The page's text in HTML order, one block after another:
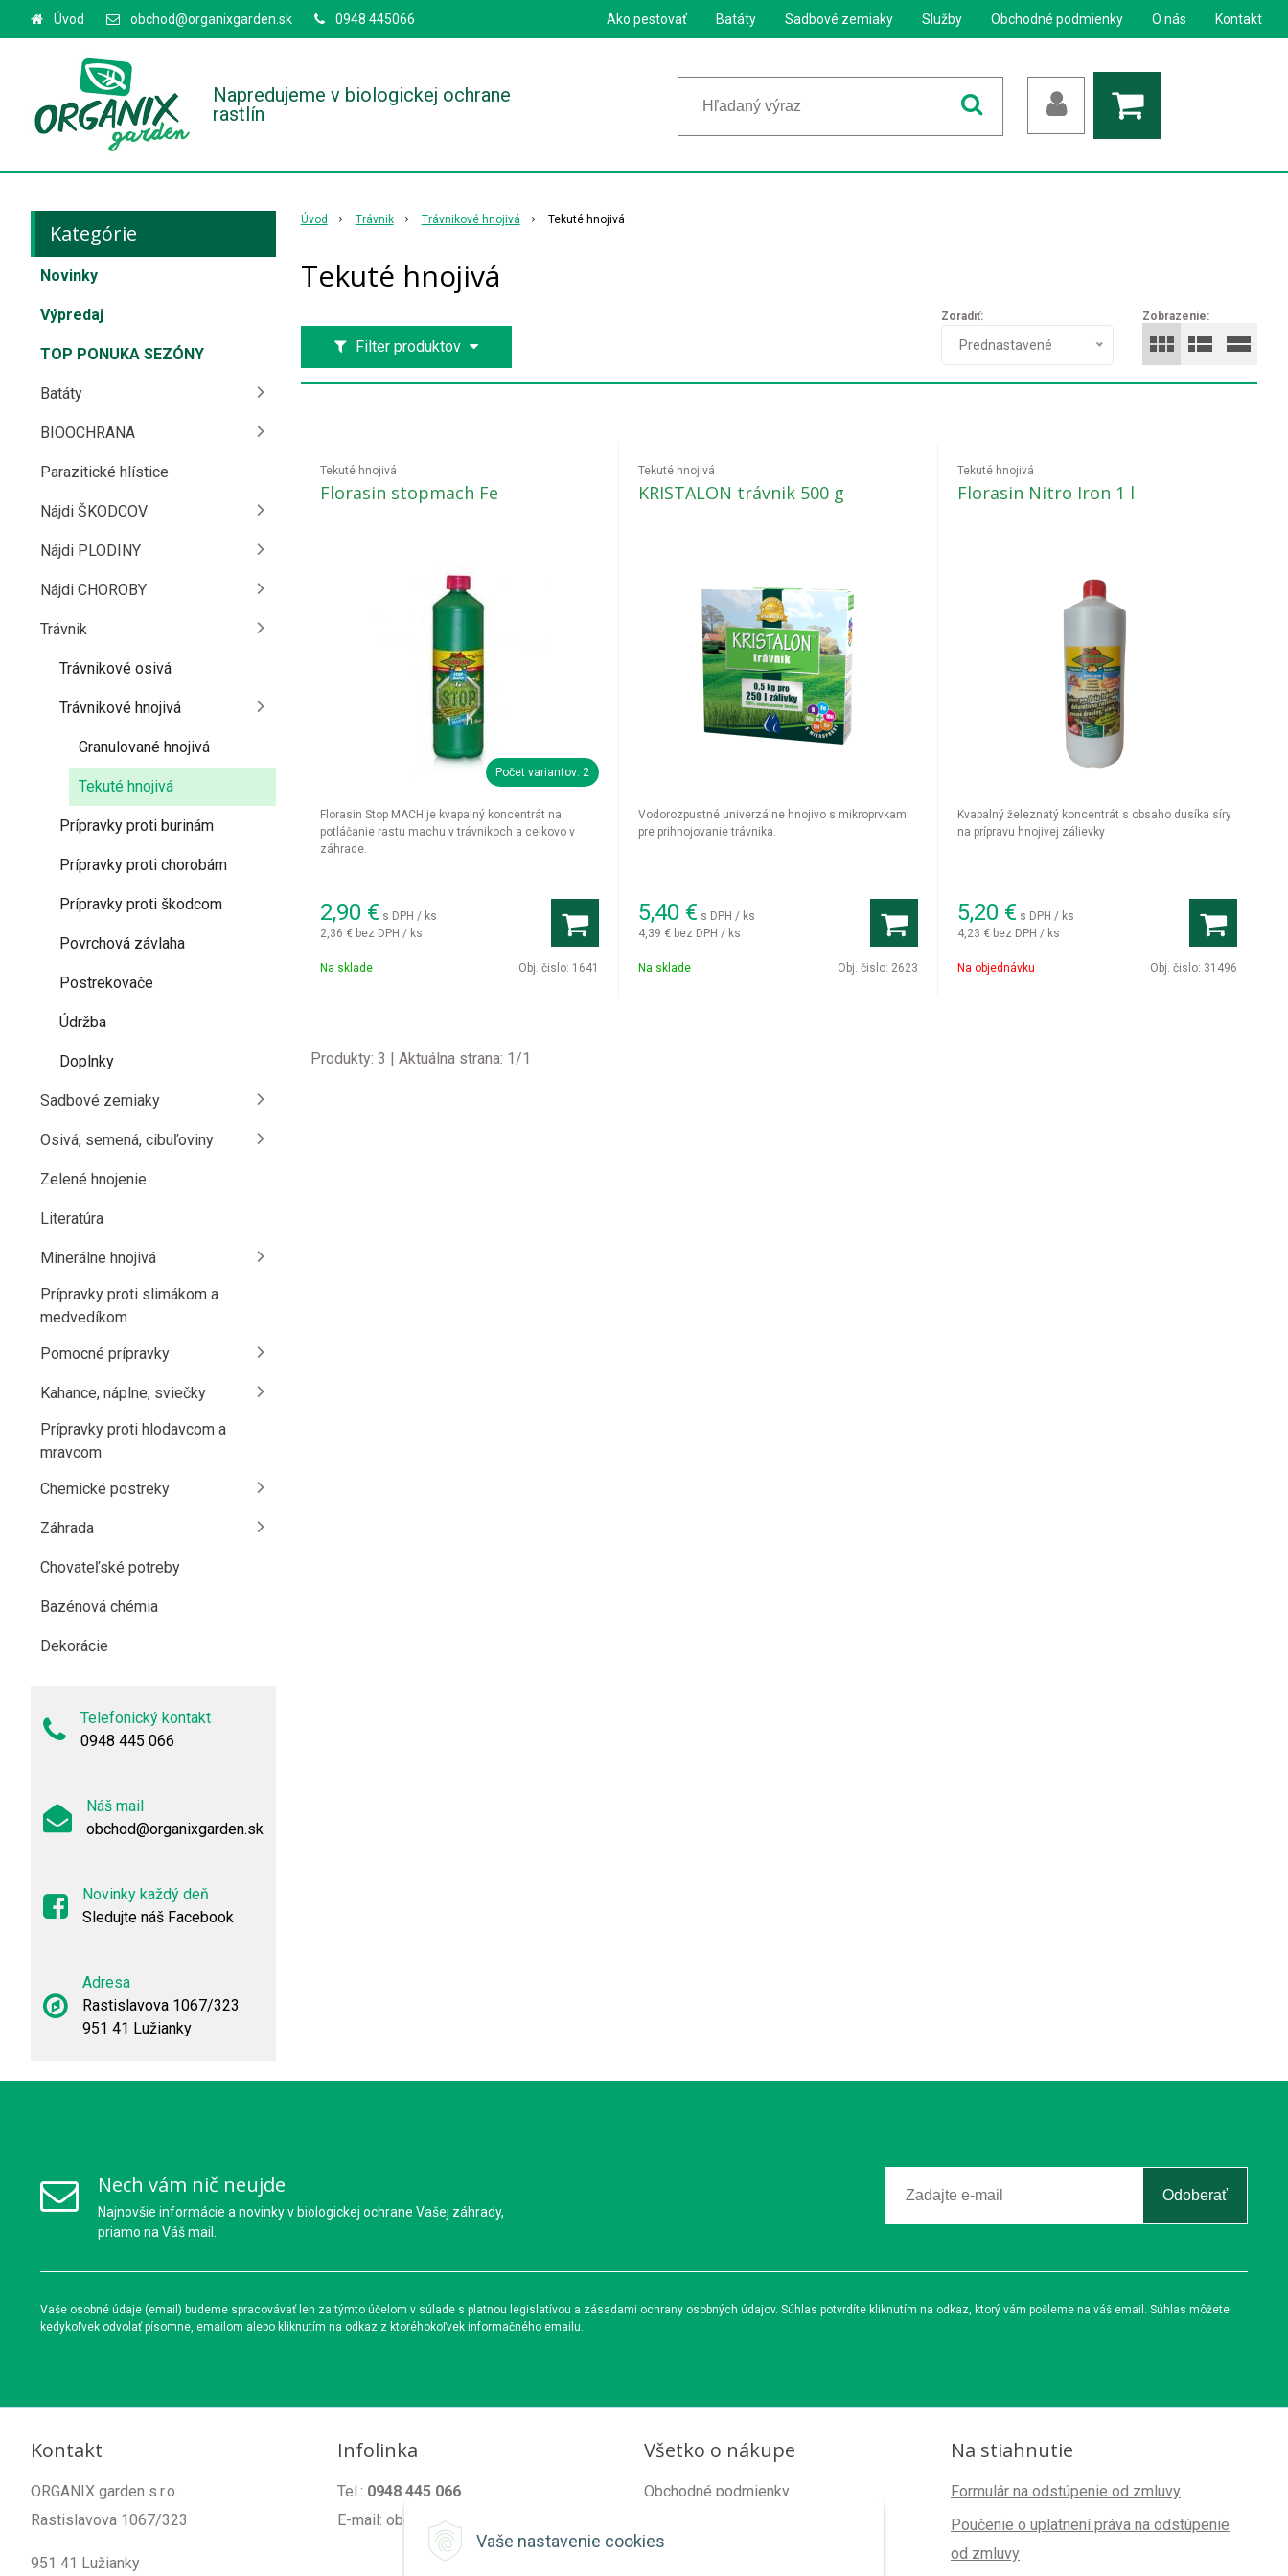
Vaše nastavenie cookies
Napredujeme v biologickej ochrane
rastlín
Úvod obchod@organixgarden.sk 0948 445066 Ako pestovať Batáty Sadbové zemiaky Služby Obchodné podmienky O nás Kontakt
Úvod Trávnik Trávnikové hnojivá Tekuté hnojivá
Tekuté hnojivá
Filter produktov
Zobrazenie:
Zoradiť:
Prednastavené
Tekuté hnojivá
Florasin stopmach Fe
Počet variantov: 2
Florasin Stop MACH je kvapalný koncentrát na
potláčanie rastu machu v trávnikoch a celkovo v
záhrade.
2,90 € s DPH / ks
2,36 € bez DPH / ks
Na sklade Obj. čislo: 1641
Tekuté hnojivá
KRISTALON trávnik 500 g
Vodorozpustné univerzálne hnojivo s mikroprvkami
pre prihnojovanie trávnika.
5,40 € s DPH / ks
4,39 € bez DPH / ks
Na sklade Obj. čislo: 2623
Tekuté hnojivá
Florasin Nitro Iron 1 l
Kvapalný železnatý koncentrát s obsaho dusíka síry
na prípravu hnojivej zálievky
5,20 € s DPH / ks
4,23 € bez DPH / ks
Na objednávku Obj. čislo: 31496
Produkty: 3 | Aktuálna strana: 1/1
Kategórie
Novinky
Výpredaj
TOP PONUKA SEZÓNY
Batáty
BIOOCHRANA
Parazitické hlístice
Nájdi ŠKODCOV
Nájdi PLODINY
Nájdi CHOROBY
Trávnik
Trávnikové osivá
Trávnikové hnojivá
Granulované hnojivá
Tekuté hnojivá
Prípravky proti burinám
Prípravky proti chorobám
Prípravky proti škodcom
Povrchová závlaha
Postrekovače
Údržba
Doplnky
Sadbové zemiaky
Osivá, semená, cibuľoviny
Zelené hnojenie
Literatúra
Minerálne hnojivá
Prípravky proti slimákom a
medvedíkom
Pomocné prípravky
Kahance, náplne, sviečky
Prípravky proti hlodavcom a
mravcom
Chemické postreky
Záhrada
Chovateľské potreby
Bazénová chémia
Dekorácie
Telefonický kontakt
0948 445 066
Náš mail
obchod@organixgarden.sk
Novinky každý deň
Sledujte náš Facebook
Adresa
Rastislavova 1067/323
951 41 Lužianky
Nech vám nič neujde
Najnovšie informácie a novinky v biologickej ochrane Vašej záhrady,
priamo na Váš mail.
Odoberať
Vaše osobné údaje (email) budeme spracovávať len za týmto účelom v súlade s platnou legislatívou a zásadami ochrany osobných údajov. Súhlas potvrdíte kliknutím na odkaz, ktorý vám pošleme na váš email. Súhlas môžete
kedykoľvek odvolať písomne, emailom alebo kliknutím na odkaz z ktoréhokoľvek informačného emailu.
Kontakt
ORGANIX garden s.r.o.
Rastislavova 1067/323
951 41 Lužianky
Infolinka
Tel.: 0948 445 066
E-mail: obchod@organixgarden.sk
Všetko o nákupe
Obchodné podmienky
Na stiahnutie
Formulár na odstúpenie od zmluvy
Poučenie o uplatnení práva na odstúpenie
od zmluvy